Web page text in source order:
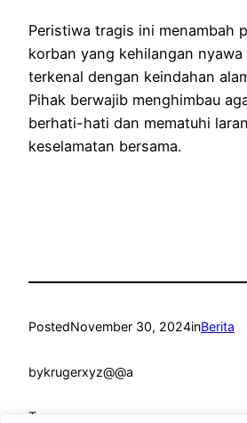
Peristiwa tragis ini menambah
korban yang kehilangan
terkenal dengan keindahan
Pihak berwajib menghimbau
berhati-hati dan mematuhi
keselamatan bersama.
PostedNovember 30, 2024inBerita
bykrugerxyz@@a
Tags: